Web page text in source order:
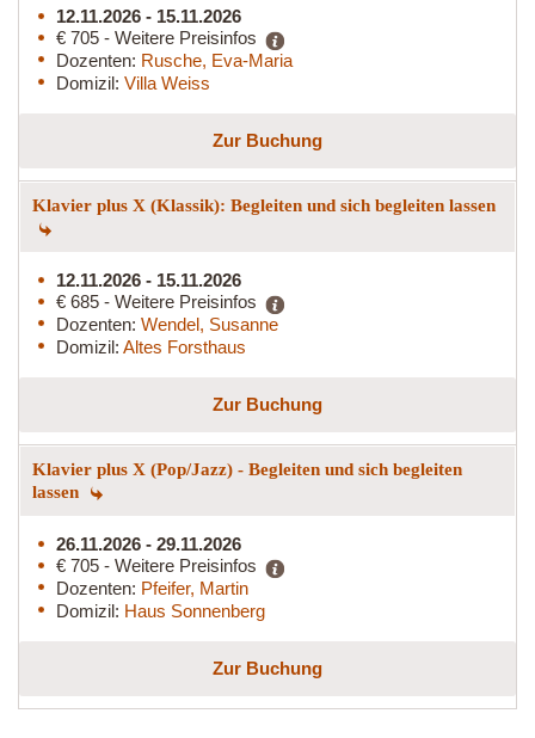
12.11.2026 - 15.11.2026
€ 705 - Weitere Preisinfos
Dozenten: Rusche, Eva-Maria
Domizil: Villa Weiss
Zur Buchung
Klavier plus X (Klassik): Begleiten und sich begleiten lassen
12.11.2026 - 15.11.2026
€ 685 - Weitere Preisinfos
Dozenten: Wendel, Susanne
Domizil: Altes Forsthaus
Zur Buchung
Klavier plus X (Pop/Jazz) - Begleiten und sich begleiten
lassen
26.11.2026 - 29.11.2026
€ 705 - Weitere Preisinfos
Dozenten: Pfeifer, Martin
Domizil: Haus Sonnenberg
Zur Buchung